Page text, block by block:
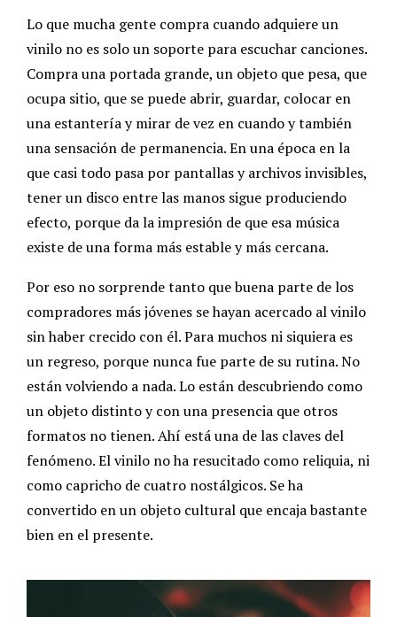
Lo que mucha gente compra cuando adquiere un
vinilo no es solo un soporte para escuchar canciones.
Compra una portada grande, un objeto que pesa, que
ocupa sitio, que se puede abrir, guardar, colocar en
una estantería y mirar de vez en cuando y también
una sensación de permanencia. En una época en la
que casi todo pasa por pantallas y archivos invisibles,
tener un disco entre las manos sigue produciendo
efecto, porque da la impresión de que esa música
existe de una forma más estable y más cercana.
Por eso no sorprende tanto que buena parte de los
compradores más jóvenes se hayan acercado al vinilo
sin haber crecido con él. Para muchos ni siquiera es
un regreso, porque nunca fue parte de su rutina. No
están volviendo a nada. Lo están descubriendo como
un objeto distinto y con una presencia que otros
formatos no tienen. Ahí está una de las claves del
fenómeno. El vinilo no ha resucitado como reliquia, ni
como capricho de cuatro nostálgicos. Se ha
convertido en un objeto cultural que encaja bastante
bien en el presente.